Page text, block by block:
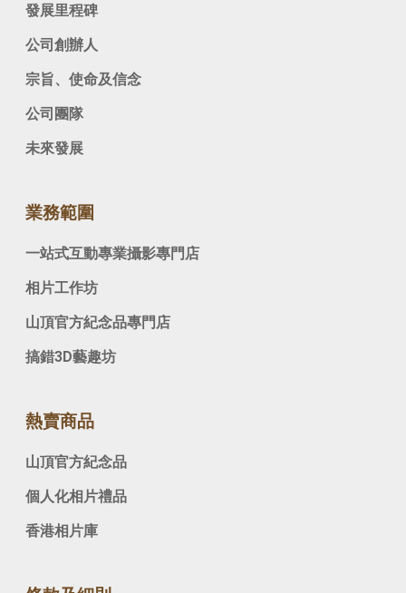
發展里程碑
公司創辦人
宗旨、使命及信念
公司團隊
未來發展
業務範圍
一站式互動專業攝影專門店
相片工作坊
山頂官方紀念品專門店
搞錯3D藝趣坊
熱賣商品
山頂官方紀念品
個人化相片禮品
香港相片庫